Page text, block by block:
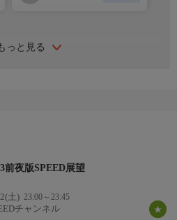
っと見る
前夜版SPEED展望
土) 23:00～23:45
チャンネル